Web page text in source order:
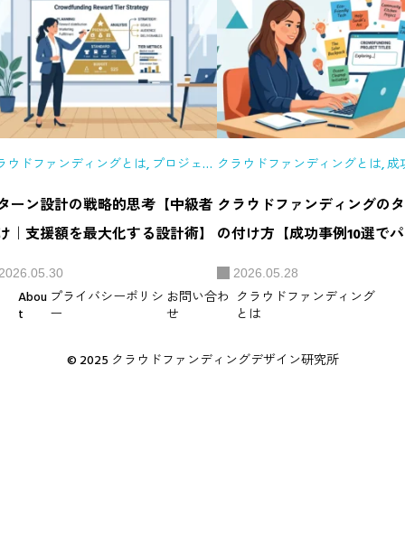
ウドファンディングとは, プロジェク
ーン設計の戦略的思考【中級者
｜支援額を最大化する設計術】
クラウドファンディングとは,成
クラウドファンディングの
の付け方【成功事例10選で
分析】2026.05.28
Abou
t
プライバシーポリシ
ー
お問い合わ
せ
クラウドファンディング
とは
© 2025 クラウドファンディングデザイン研究所